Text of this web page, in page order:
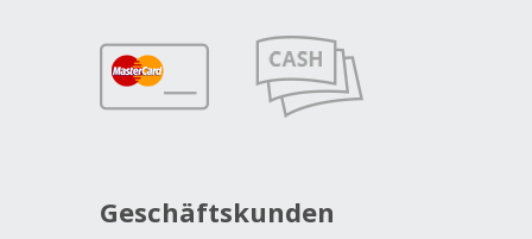
Geschäftskunden